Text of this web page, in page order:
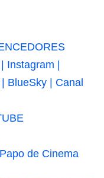
Instagram |
BlueSky | Canal
de Cinema